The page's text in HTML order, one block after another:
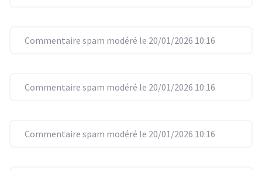
Commentaire spam modéré le 20/01/2026 10:16
Commentaire spam modéré le 20/01/2026 10:16
Commentaire spam modéré le 20/01/2026 10:16